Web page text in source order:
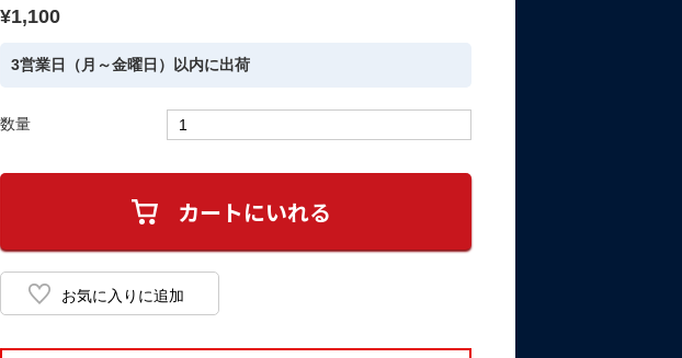
¥1,100
3営業日（月～金曜日）以内に出荷
数量